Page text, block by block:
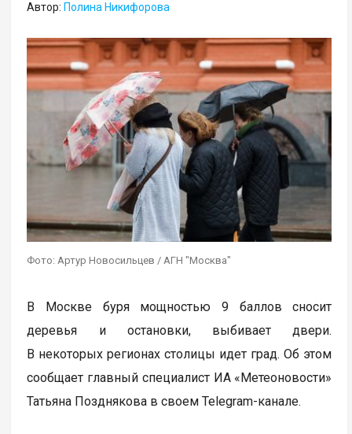
Автор: Полина Никифорова
Фото: Артур Новосильцев / АГН "Москва"
В Москве буря мощностью 9 баллов сносит
деревья и остановки, выбивает двери.
В некоторых регионах столицы идет град. Об этом
сообщает главный специалист ИА «Метеоновости»
Татьяна Позднякова в своем Telegram-канале.